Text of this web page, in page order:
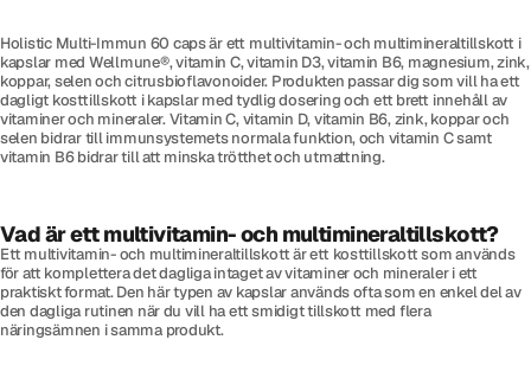
Holistic Multi-Immun 60 caps är ett multivitamin- och multimineraltillskott i
kapslar med Wellmune®, vitamin C, vitamin D3, vitamin B6, magnesium, zink,
koppar, selen och citrusbioflavonoider. Produkten passar dig som vill ha ett
dagligt kosttillskott i kapslar med tydlig dosering och ett brett innehåll av
vitaminer och mineraler. Vitamin C, vitamin D, vitamin B6, zink, koppar och
selen bidrar till immunsystemets normala funktion, och vitamin C samt
vitamin B6 bidrar till att minska trötthet och utmattning.
Vad är ett multivitamin- och multimineraltillskott?
Ett multivitamin- och multimineraltillskott är ett kosttillskott som används
för att komplettera det dagliga intaget av vitaminer och mineraler i ett
praktiskt format. Den här typen av kapslar används ofta som en enkel del av
den dagliga rutinen när du vill ha ett smidigt tillskott med flera
näringsämnen i samma produkt.